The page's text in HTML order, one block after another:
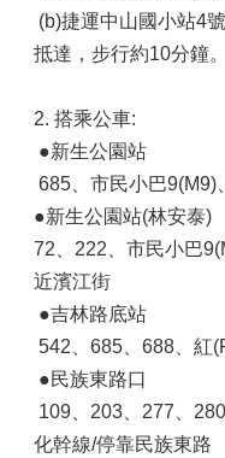
(b)捷運中山國小站4
抵達，步行約10分鐘。
2. 搭乘公車:
●新生公園站
685、市民小巴9(M9)
●新生公園站(林安泰)
72、222、市民小巴
近濱江街
●吉林路底站
542、685、688、紅
●民族東路口
109、203、277、
化幹線/停靠民族東路